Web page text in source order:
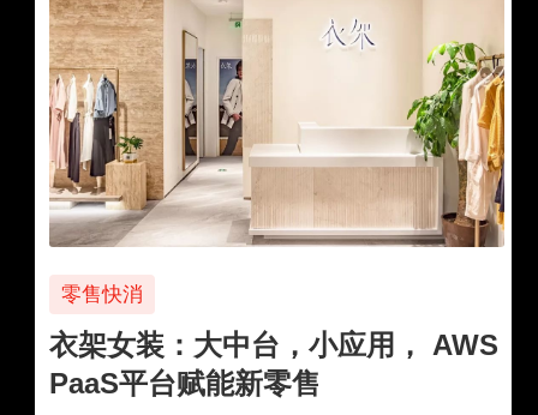
零售快消
衣架女装：大中台，小应用， AWS
PaaS平台赋能新零售